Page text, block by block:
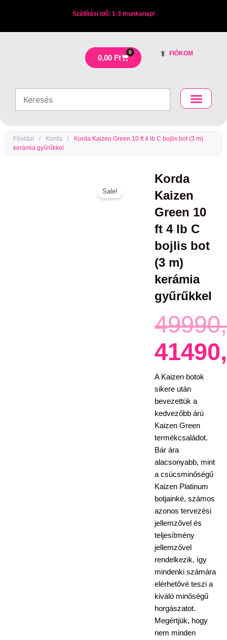
Szállítási idő: 1-3 munkanap!
0,00 Ft
0
Kosár FIÓKOM
Főoldal / Korda /
Korda Kaizen Green 10 ft 4 lb C bojlis bot (3 m)
kerámia gyűrűkkel
Sale!
Korda
Kaizen
Green 10
ft 4 lb C
bojlis bot
(3 m)
kerámia
gyűrűkkel
price
was:
price
is:
A Kaizen botok
sikere után
bevezettük a
kedvezőbb árú
Kaizen Green
termékcsaládot.
Bár ára
alacsonyabb, mint
a csúcsminőségű
Kaizen Platinum
botjainké, számos
azonos tervezési
jellemzővel és
teljesítmény
jellemzővel
rendelkezik, így
mindenki számára
elérhetővé teszi a
kiváló minőségű
horgászatot.
Megértjük, hogy
nem minden